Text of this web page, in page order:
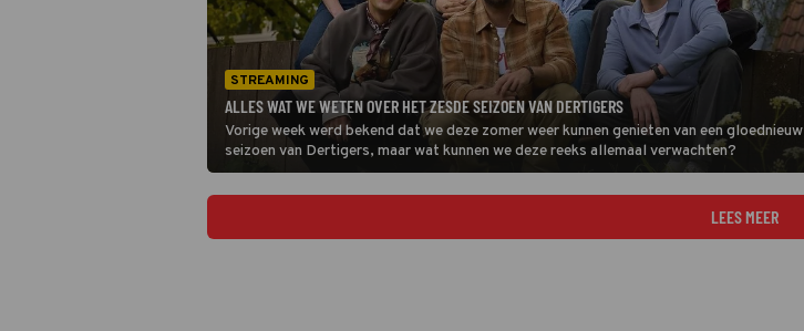
STREAMING
ALLES WAT WE WETEN OVER HET ZESDE SEIZOEN VAN DERTIGERS
Vorige week werd bekend dat we deze zomer weer kunnen genieten van een gloednieuw
seizoen van Dertigers, maar wat kunnen we deze reeks allemaal verwachten?
LEES MEER